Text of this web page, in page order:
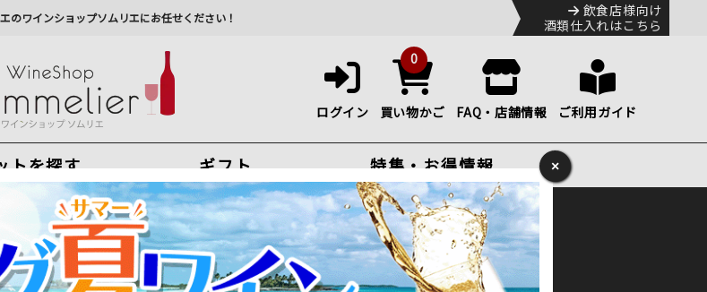
のワインショップソムリエにお任せください！
飲食店様向け
酒類仕入れはこちら
ログイン
0
買い物かご FAQ・店舗情報 ご利用ガイド
トを探す ギフト 特集・お得情報
ら注文で最短8月8日(土)出荷
ケジュールについてはこちらをクリック
れが生じております。最新情報は佐川急便のHPをご確認下さい。
×